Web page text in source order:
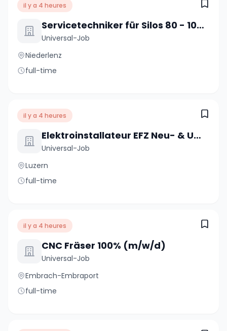
il y a 4 heures
Servicetechniker für Silos 80 - 100% (m/w/d)
Universal-Job
Niederlenz
full-time
il y a 4 heures
Elektroinstallateur EFZ Neu- & Umbauten 80 - 100% (m/w/d)
Universal-Job
Luzern
full-time
il y a 4 heures
CNC Fräser 100% (m/w/d)
Universal-Job
Embrach-Embraport
full-time